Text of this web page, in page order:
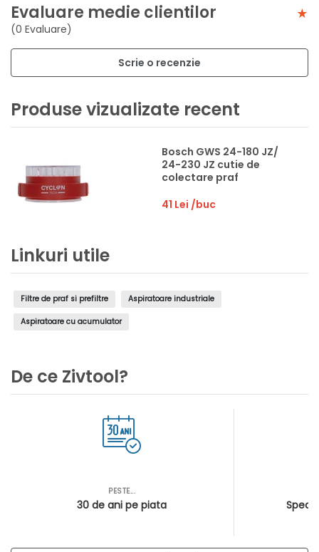
Evaluare medie clientilor
(0 Evaluare)
Scrie o recenzie
Produse vizualizate recent
Bosch GWS 24-180 JZ/
24-230 JZ cutie de
colectare praf
41 Lei /buc
Linkuri utile
Filtre de praf si prefiltre Aspiratoare industriale
Aspiratoare cu acumulator
De ce Zivtool?
PESTE...
30 de ani pe piata